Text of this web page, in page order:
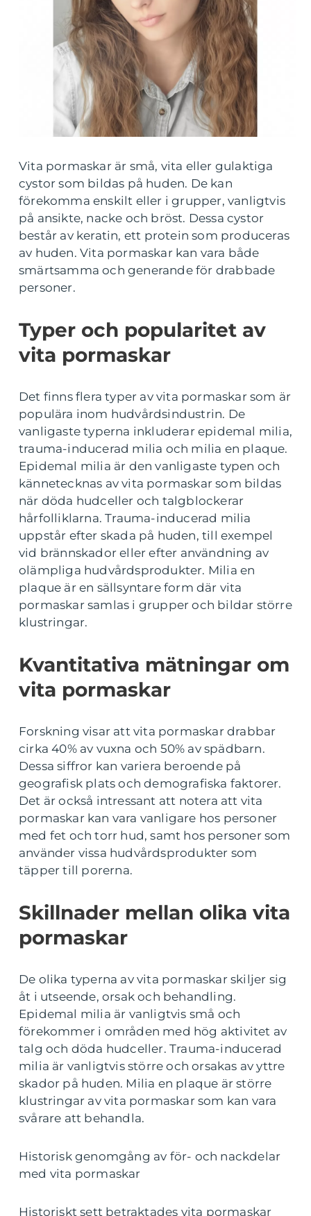
Vita pormaskar är små, vita eller gulaktiga
cystor som bildas på huden. De kan
förekomma enskilt eller i grupper, vanligtvis
på ansikte, nacke och bröst. Dessa cystor
består av keratin, ett protein som produceras
av huden. Vita pormaskar kan vara både
smärtsamma och generande för drabbade
personer.
Typer och popularitet av
vita pormaskar
Det finns flera typer av vita pormaskar som är
populära inom hudvårdsindustrin. De
vanligaste typerna inkluderar epidemal milia,
trauma-inducerad milia och milia en plaque.
Epidemal milia är den vanligaste typen och
kännetecknas av vita pormaskar som bildas
när döda hudceller och talgblockerar
hårfolliklarna. Trauma-inducerad milia
uppstår efter skada på huden, till exempel
vid brännskador eller efter användning av
olämpliga hudvårdsprodukter. Milia en
plaque är en sällsyntare form där vita
pormaskar samlas i grupper och bildar större
klustringar.
Kvantitativa mätningar om
vita pormaskar
Forskning visar att vita pormaskar drabbar
cirka 40% av vuxna och 50% av spädbarn.
Dessa siffror kan variera beroende på
geografisk plats och demografiska faktorer.
Det är också intressant att notera att vita
pormaskar kan vara vanligare hos personer
med fet och torr hud, samt hos personer som
använder vissa hudvårdsprodukter som
täpper till porerna.
Skillnader mellan olika vita
pormaskar
De olika typerna av vita pormaskar skiljer sig
åt i utseende, orsak och behandling.
Epidemal milia är vanligtvis små och
förekommer i områden med hög aktivitet av
talg och döda hudceller. Trauma-inducerad
milia är vanligtvis större och orsakas av yttre
skador på huden. Milia en plaque är större
klustringar av vita pormaskar som kan vara
svårare att behandla.
Historisk genomgång av för- och nackdelar
med vita pormaskar
Historiskt sett betraktades vita pormaskar